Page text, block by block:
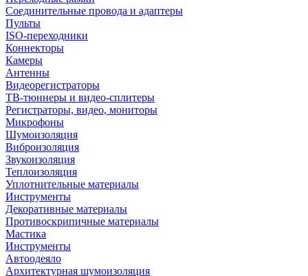
Соединительные провода и адаптеры
Пульты
ISO-переходники
Коннекторы
Камеры
Антенны
Видеорегистраторы
ТВ-тюннеры и видео-сплитеры
Регистраторы, видео, мониторы
Микрофоны
Шумоизоляция
Виброизоляция
Звукоизоляция
Теплоизоляция
Уплотнительные материалы
Инструменты
Декоративные материалы
Противоскрипичные материалы
Мастика
Инструменты
Автоодеяло
Архитектурная шумоизоляция